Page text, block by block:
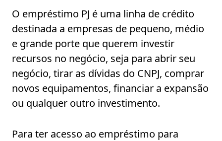
O empréstimo PJ é uma linha de crédito
destinada a empresas de pequeno, médio
e grande porte que querem investir
recursos no negócio, seja para abrir seu
negócio, tirar as dívidas do CNPJ, comprar
novos equipamentos, financiar a expansão
ou qualquer outro investimento.
Para ter acesso ao empréstimo para